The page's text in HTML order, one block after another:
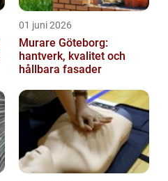
01 juni 2026
Murare Göteborg:
hantverk, kvalitet och
hållbara fasader